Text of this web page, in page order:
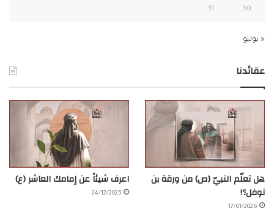
30
31
« يوليو
عقائدنا
هل تعلّم النبيّ (ص) من ورقة بن
نوفل؟!
17/01/2026
اعرف شيئاً عن إمامك العاشر (ع)
24/12/2025